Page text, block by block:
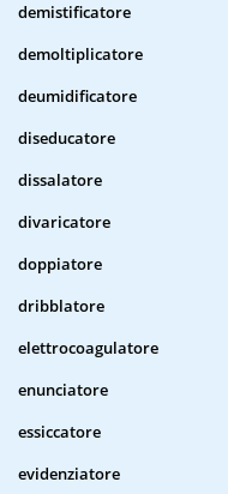
demistificatore
demoltiplicatore
deumidificatore
diseducatore
dissalatore
divaricatore
doppiatore
dribblatore
elettrocoagulatore
enunciatore
essiccatore
evidenziatore